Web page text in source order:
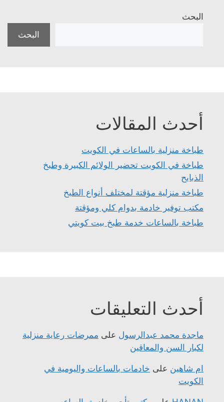
البحث
البحث
أحدث المقالات
طباخة منزلية بالساعات في الكويت
طباخة في الكويت تحضير الولائم الكبيرة وطبخ
الذبايح
طباخة منزلية مؤقتة لمختلف أنواع الطبخ
مكتب توفير خادمة بدوام كلي ومؤقتة
طباخة بالساعات خدمة طبخ بيت كويتي
أحدث التعليقات
ماجدة محمد عبدالرسول على ممرضات رعاية منزلية
لكبار السن والمعاقين
ام شاهين على خادمات بالساعات واليومية في
الكويت